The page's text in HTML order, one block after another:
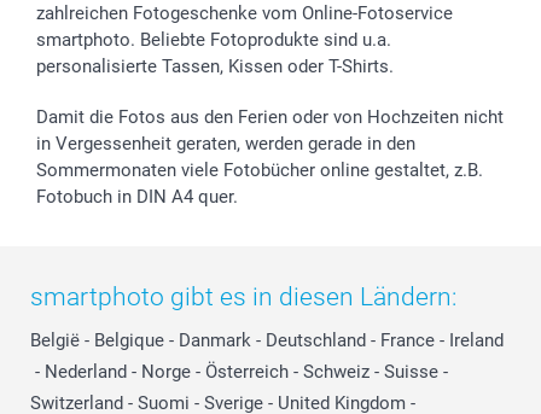
zahlreichen Fotogeschenke vom Online-Fotoservice
smartphoto. Beliebte Fotoprodukte sind u.a.
personalisierte Tassen, Kissen oder T-Shirts.
Damit die Fotos aus den Ferien oder von Hochzeiten nicht
in Vergessenheit geraten, werden gerade in den
Sommermonaten viele Fotobücher online gestaltet, z.B.
Fotobuch in DIN A4 quer.
smartphoto gibt es in diesen Ländern:
België - Belgique - Danmark - Deutschland - France - Ireland
- Nederland - Norge - Österreich - Schweiz - Suisse -
Switzerland - Suomi - Sverige - United Kingdom -